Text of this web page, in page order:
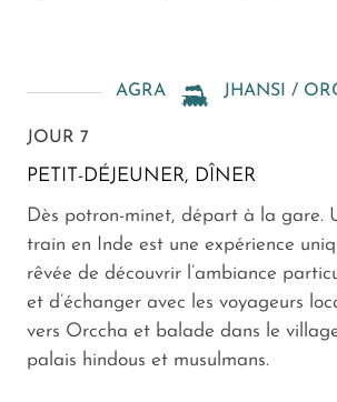
AGRA JHANSI /
JOUR 7
PETIT-DÉJEUNER, DÎNER
Dès potron-minet, départ à la gare.
train en Inde est une expérience
rêvée de découvrir l’ambiance
et d’échanger avec les voyageurs
vers Orccha et balade dans le
palais hindous et musulmans.